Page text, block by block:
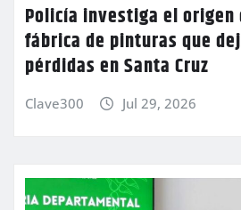
Policía investiga el origen
fábrica de pinturas que
pérdidas en Santa Cruz
Clave300 Jul 29, 2026